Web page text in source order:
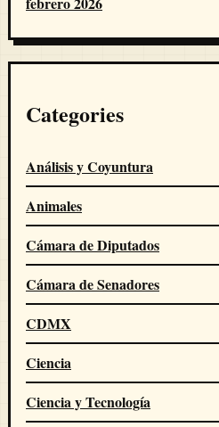
Categories
Análisis y Coyuntura
Animales
Cámara de Diputados
Cámara de Senadores
CDMX
Ciencia
Ciencia y Tecnología